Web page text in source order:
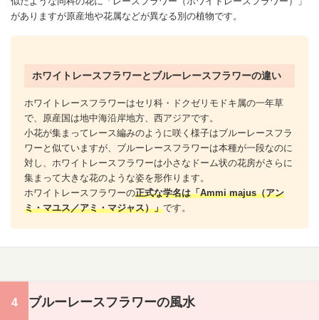
がありますが原産地や花属などが異なる別の植物です。
ホワイトレースフラワーとブルーレースフラワーの違い
ホワイト レースフラワーはセリ科・ドクゼリモドキ属の一年草
で、原産国は地中海沿岸地方、西アジアです。
小花が集まってレース編みのように咲く様子はブルー レースフラ
ワー と似ていますが、ブルー レースフラワーは本種が一段なのに
対し、ホワイト レースフラワーは小さなドーム状の花房がさらに
集まって大きな花のような姿を形作ります。
ホワイト レースフラワーの正式な学名は「Ammi majus（アン
ミ・マユス／アミ・マジャス）」です。
ブルーレースフラワーの風水